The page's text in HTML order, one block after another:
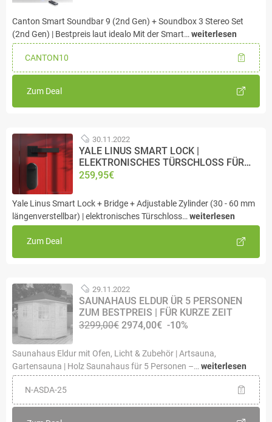
Canton Smart Soundbar 9 (2nd Gen) + Soundbox 3 Stereo Set
(2nd Gen) | Bestpreis laut idealo Mit der Smart…weiterlesen
CANTON10
Zum Deal
30.11.2022
YALE LINUS SMART LOCK |
ELEKTRONISCHES TÜRSCHLOSS FÜR…
259,95€
Yale Linus Smart Lock + Bridge + Adjustable Zylinder (30 - 60 mm
längenverstellbar) | elektronisches Türschloss… weiterlesen
Zum Deal
29.11.2022
SAUNAHAUS ELDUR ÜR 5 PERSONEN
ZUM BESTPREIS | FÜR KURZE ZEIT
3299,00€ 2974,00€ -10%
Saunahaus Eldur mit Ofen, Licht & Zubehör | Artsauna,
Gartensauna | Holz Saunahaus für 5 Personen –…weiterlesen
N-ASDA-25